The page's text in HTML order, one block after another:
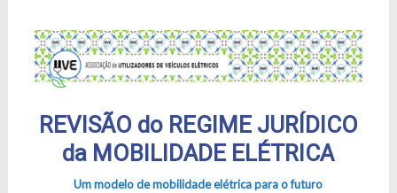
REVISÃO do REGIME JURÍDICO
da MOBILIDADE ELÉTRICA
Um modelo de mobilidade elétrica para o futuro